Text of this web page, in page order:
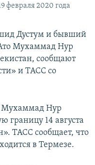
февраля 2020 года
Дустум и бывший
Мухаммад Нур
сообщают
и ТАСС со
Мухаммад Нур
границу 14 августа
ТАСС сообщает, что
в Термезе.